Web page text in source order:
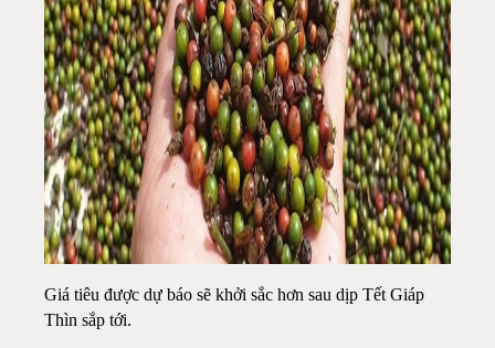
Giá tiêu được dự báo sẽ khởi sắc hơn sau dịp Tết Giáp
Thìn sắp tới.